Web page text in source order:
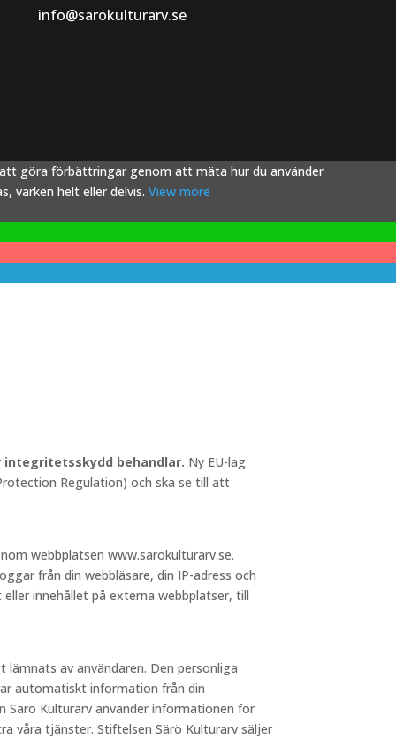
info@sarokulturarv.se
att göra förbättringar genom att mäta hur du använder
varken helt eller delvis. View more
behandlar. Ny EU-lag
Regulation) och ska se till att
webbplatsen www.sarokulturarv.se.
från din webbläsare, din IP-adress och
innehållet på externa webbplatser, till
av användaren. Den personliga
automatiskt information från din
Särö Kulturarv använder informationen för
våra tjänster. Stiftelsen Särö Kulturarv säljer